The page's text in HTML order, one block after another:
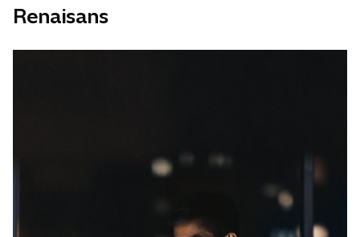
Renaisans